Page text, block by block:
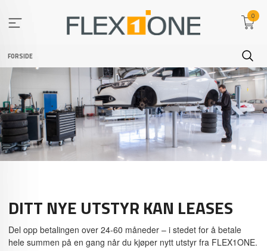
innholdet
0
FORSIDE
DITT NYE UTSTYR KAN LEASES
Del opp betalingen over 24-60 måneder – i stedet for å betale
hele summen på en gang når du kjøper nytt utstyr fra FLEX1ONE.